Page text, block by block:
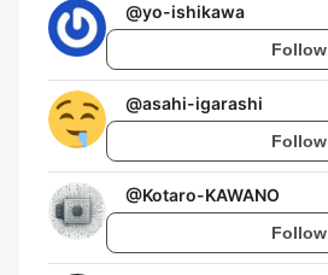
@yo-ishikawa
Follow
@asahi-igarashi
Follow
@Kotaro-KAWANO
Follow